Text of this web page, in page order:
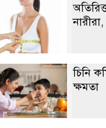
চিনি
ক্ষমতা